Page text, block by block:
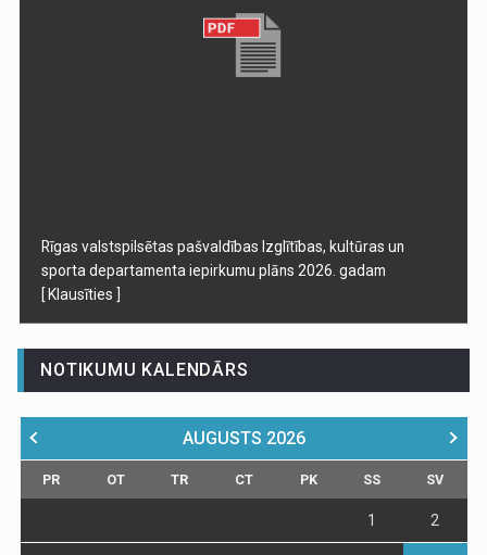
Rīgas valstspilsētas pašvaldības Izglītības, kultūras un
sporta departamenta iepirkumu plāns 2026. gadam
[ Klausīties ]
NOTIKUMU KALENDĀRS
AUGUSTS 2026
PR OT TR CT PK SS SV
1 2